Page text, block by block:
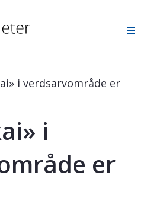
på + (pluss) for å forstørre
i verdsarvområde er
i
er